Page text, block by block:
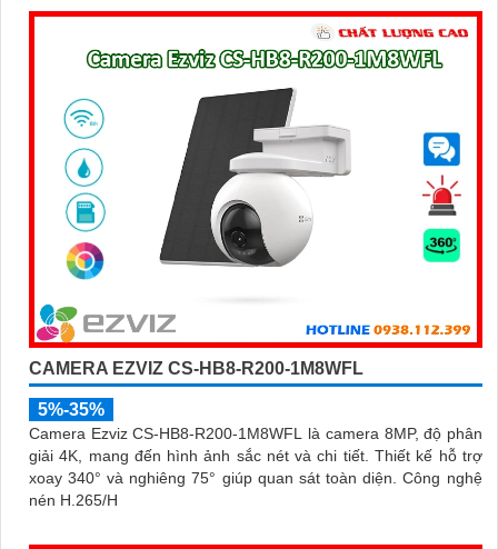
CAMERA EZVIZ CS-HB8-R200-1M8WFL
5%-35%
Camera Ezviz CS-HB8-R200-1M8WFL là camera 8MP, độ phân
giải 4K, mang đến hình ảnh sắc nét và chi tiết. Thiết kế hỗ trợ
xoay 340° và nghiêng 75° giúp quan sát toàn diện. Công nghệ
nén H.265/H